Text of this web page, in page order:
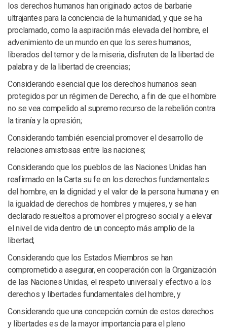
los derechos humanos han originado actos de barbarie
ultrajantes para la conciencia de la humanidad, y que se ha
proclamado, como la aspiración más elevada del hombre, el
advenimiento de un mundo en que los seres humanos,
liberados del temor y de la miseria, disfruten de la libertad de
palabra y de la libertad de creencias;
Considerando esencial que los derechos humanos sean
protegidos por un régimen de Derecho, a fin de que el hombre
no se vea compelido al supremo recurso de la rebelión contra
la tiranía y la opresión;
Considerando también esencial promover el desarrollo de
relaciones amistosas entre las naciones;
Considerando que los pueblos de las Naciones Unidas han
reafirmado en la Carta su fe en los derechos fundamentales
del hombre, en la dignidad y el valor de la persona humana y en
la igualdad de derechos de hombres y mujeres, y se han
declarado resueltos a promover el progreso social y a elevar
el nivel de vida dentro de un concepto más amplio de la
libertad;
Considerando que los Estados Miembros se han
comprometido a asegurar, en cooperación con la Organización
de las Naciones Unidas, el respeto universal y efectivo a los
derechos y libertades fundamentales del hombre, y
Considerando que una concepción común de estos derechos
y libertades es de la mayor importancia para el pleno